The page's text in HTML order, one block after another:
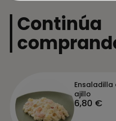
Continúa
ajillo
6,80 €